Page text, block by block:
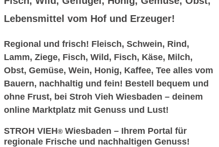
Lebensmittel vom Hof und Erzeuger!
Regional und frisch! Fleisch, Schwein, Rind,
Lamm, Ziege, Fisch, Wild, Fisch, Käse, Milch,
Obst, Gemüse, Wein, Honig, Kaffee, Tee alles vom
Bauern, nachhaltig und fein! Bestell bequem und
ohne Frust, bei Stroh Vieh Wiesbaden – deinem
online Marktplatz mit Genuss und Lust!
STROH VIEH® Wiesbaden – Ihrem Portal für
regionale Frische und nachhaltigen Genuss!